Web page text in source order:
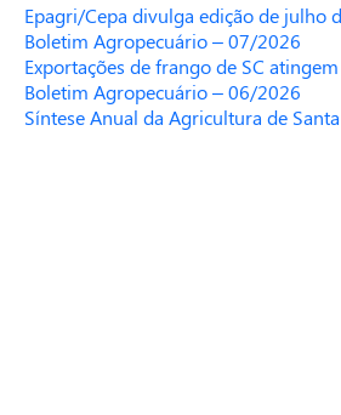
Epagri/Cepa divulga edição de julho
Boletim Agropecuário – 07/2026
Exportações de frango de SC
Boletim Agropecuário – 06/2026
Síntese Anual da Agricultura de